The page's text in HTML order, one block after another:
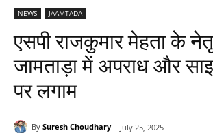
NEWS JAAMTADA
एसपी राजकुमार मेहता के
जामताड़ा में अपराध और
पर लगाम
By Suresh Choudhary July 25, 2025